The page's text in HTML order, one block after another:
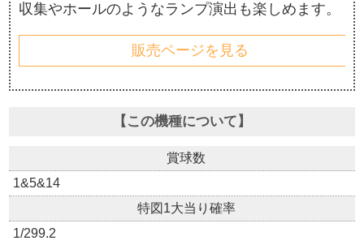
収集やホールのようなランプ演出も楽しめます。
販売ページを見る
【この機種について】
賞球数
1&5&14
特図1大当り確率
1/299.2